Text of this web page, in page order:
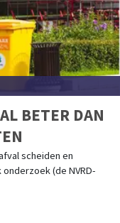
BETER DAN
scheiden en
(de NVRD-